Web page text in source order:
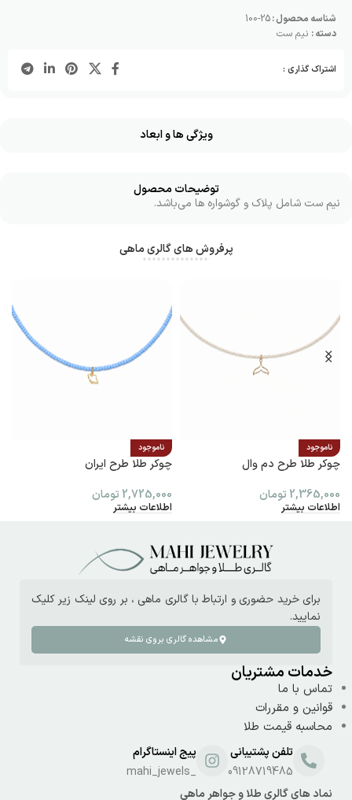
شناسه محصول :25-100
دسته : نیم ست
اشتراک گذاری :
ویژگی ها و ابعاد
توضیحات محصول
نیم ست شامل پلاک و گوشواره ها می‌باشد.
پرفروش های گالری ماهی
ناموجود
چوکر طلا طرح دم وال
2,365,000 تومان
اطلاعات بیشتر
ناموجود
چوکر طلا طرح ایران
2,725,000 تومان
اطلاعات بیشتر
برای خرید حضوری و ارتباط با گالری ماهی ، بر روی لینک زیر کلیک
نمایید.
مشاهده گالری بروی نقشه
خدمات مشتریان
تماس با ما
قوانین و مقررات
محاسبه قیمت طلا
تلفن پشتیبانی
09128719485
پیج اینستاگرام
_mahi_jewels
نماد های گالری طلا و جواهر ماهی